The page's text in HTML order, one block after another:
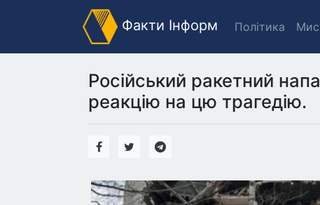
Факти Інформ Політика
Російський ракетний
реакцію на цю трагедію.